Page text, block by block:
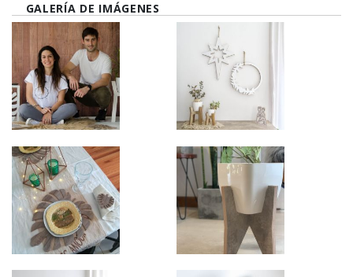
GALERÍA DE IMÁGENES